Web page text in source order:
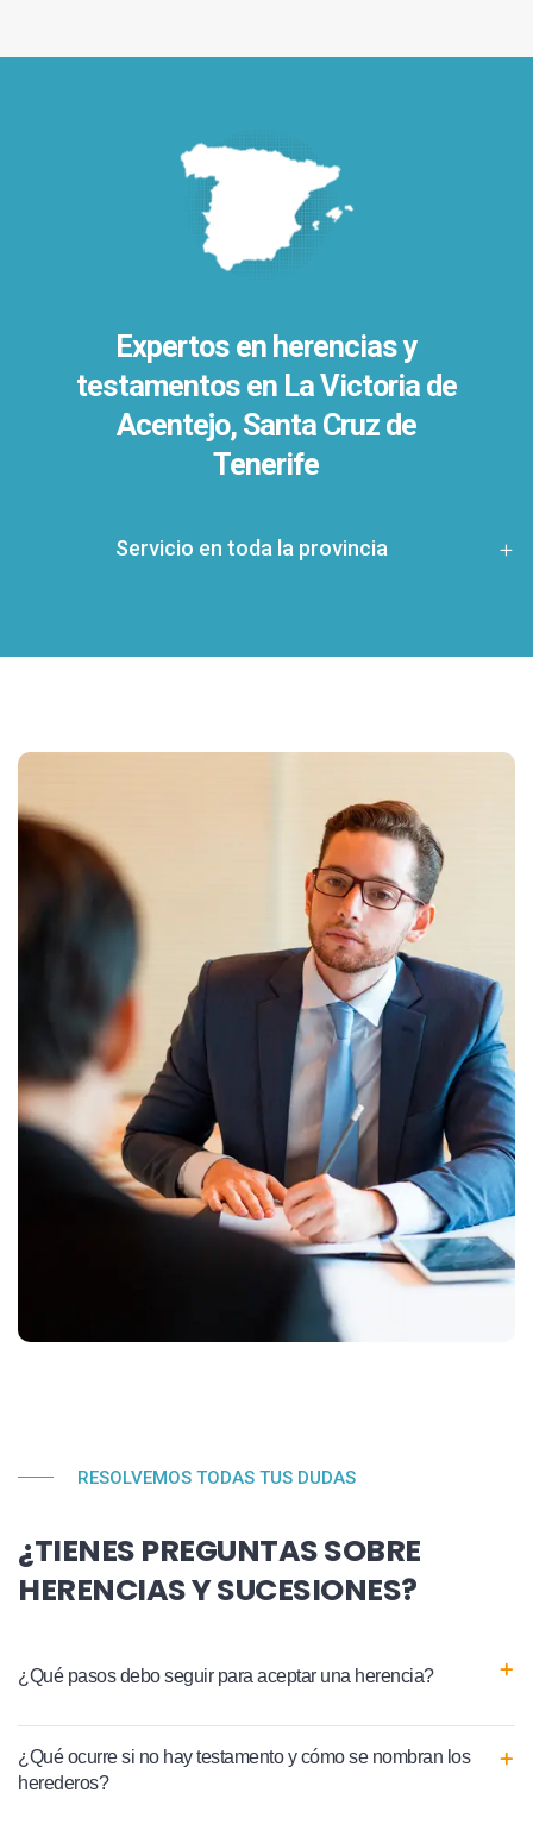
Expertos en herencias y
testamentos en La Victoria de
Acentejo, Santa Cruz de
Tenerife
Servicio en toda la provincia
RESOLVEMOS TODAS TUS DUDAS
¿TIENES PREGUNTAS SOBRE
HERENCIAS Y SUCESIONES?
¿Qué pasos debo seguir para aceptar una herencia?
¿Qué ocurre si no hay testamento y cómo se nombran los
herederos?